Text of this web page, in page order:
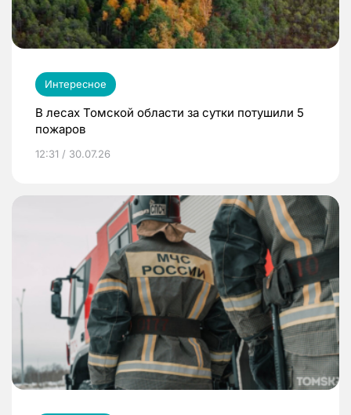
Интересное
В лесах Томской области за сутки потушили 5
пожаров
12:31 / 30.07.26